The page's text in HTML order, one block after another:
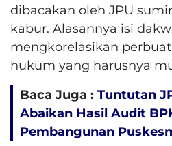
dibacakan oleh JPU
kabur. Alasannya isi
mengkorelasikan
hukum yang harusnya
Baca Juga : Tuntutan
Abaikan Hasil Audit
Pembangunan